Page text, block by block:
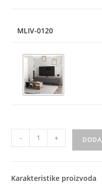
MLIV-0120
- +
Karakteristike proizvoda